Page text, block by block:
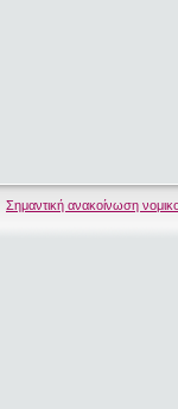
Σημαντική ανακοίνωση